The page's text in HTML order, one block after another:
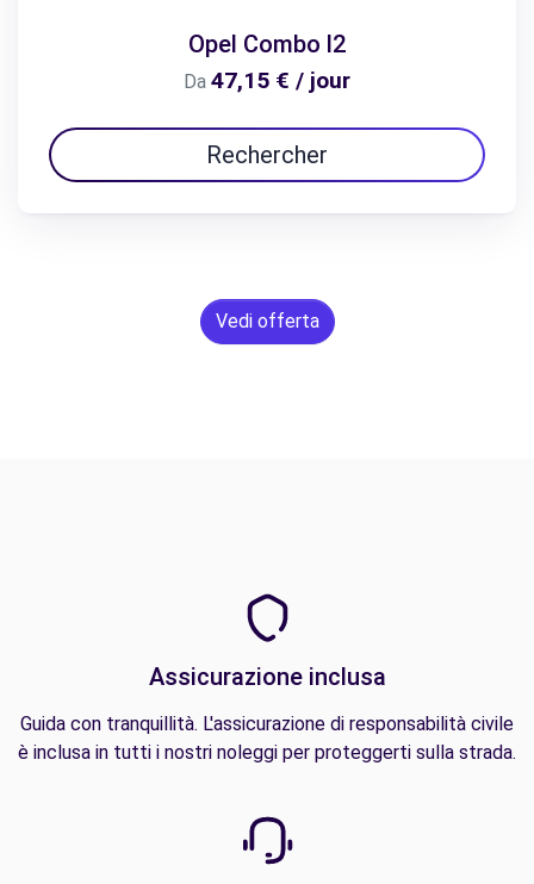
Opel Combo l2
Da 47,15 € / jour
Rechercher
Vedi offerta
Assicurazione inclusa
Guida con tranquillità. L'assicurazione di responsabilità civile
è inclusa in tutti i nostri noleggi per proteggerti sulla strada.